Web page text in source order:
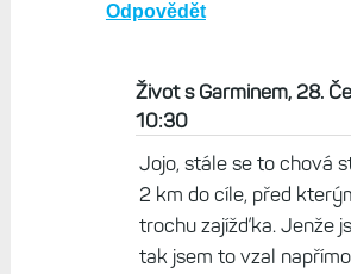
Odpovědět
Život s Garminem, 28.
10:30
Jojo, stále se to chová
2 km do cíle, před
trochu zajížďka. Jenže
tak jsem to vzal